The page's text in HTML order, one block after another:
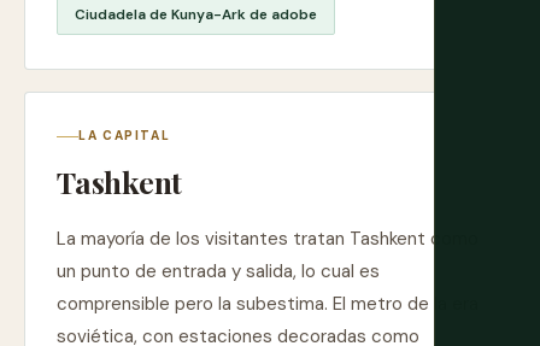
Ciudadela de Kunya-Ark de adobe
LA CAPITAL
Tashkent
La mayoría de los visitantes tratan Tashkent como
un punto de entrada y salida, lo cual es
comprensible pero la subestima. El metro de la era
soviética, con estaciones decoradas como